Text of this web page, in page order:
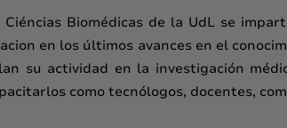
Biomédicas de la UdL se
en los últimos avances en el
su actividad en la investigación
como tecnólogos, docentes,